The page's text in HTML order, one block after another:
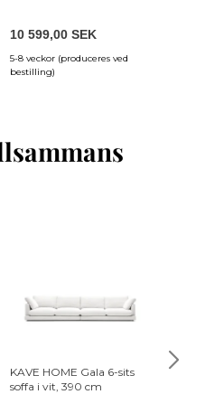
10 599,00 SEK
5-8 veckor (produceres ved
bestilling)
KAVE HOME Gala 6-sits
soffa i vit, 390 cm
KAVE